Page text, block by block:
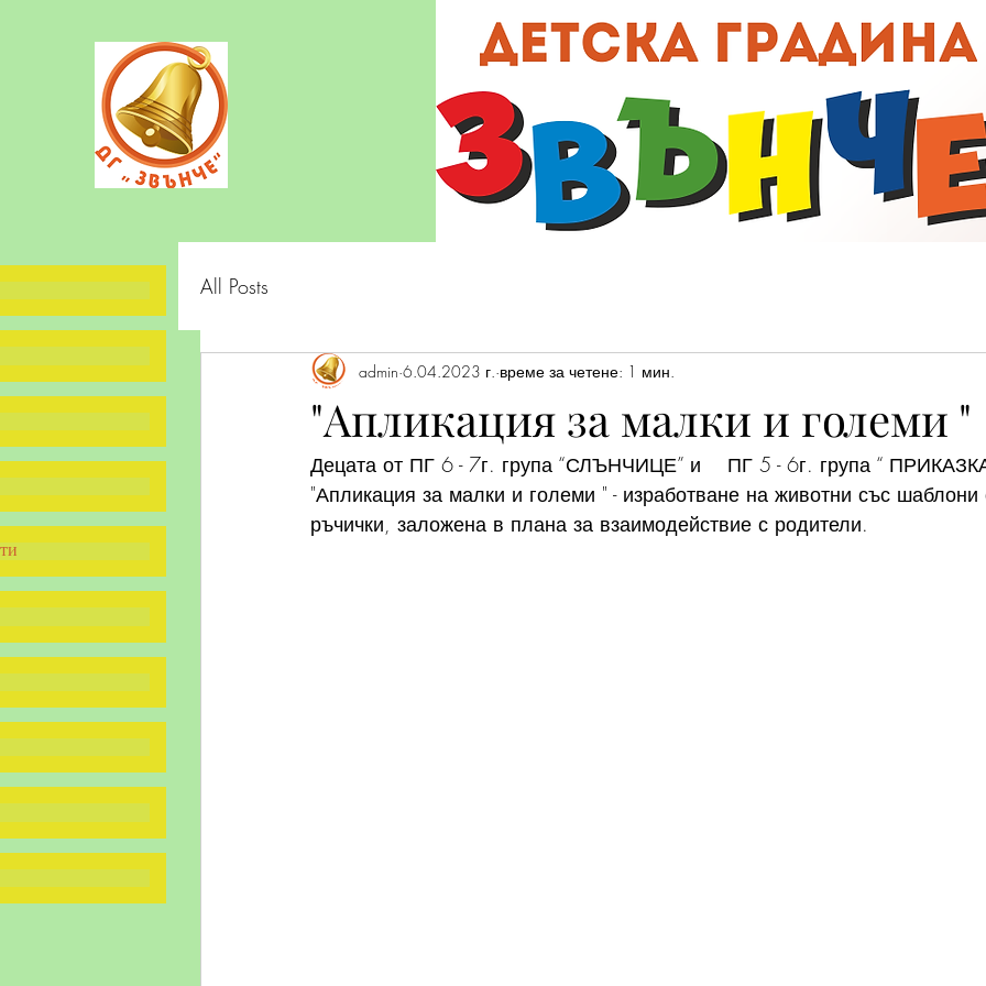
All Posts
"Апликация за малки и големи "
admin 6.04.2023 г. време за четене: 1 мин.
Децата от ПГ 6 - 7г. група “СЛЪНЧИЦЕ” и    ПГ 5 - 6г. група “
"Апликация за малки и големи " - изработване на животни със шаблони
ръчички, заложена в плана за взаимодействие с родители.